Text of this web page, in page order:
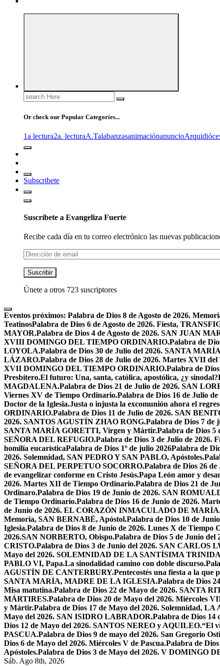
Search
for:
Or check our Popular Categories...
1a lectura2a. lecturaA.Talabanzasanimaciónanuncio
Subscribete
Suscríbete a Evangeliza Fuerte
Recibe cada día en tu correo electrónico las nuevas
Dirección
de
email
Suscribir
Únete a otros 723 suscriptores
Eventos próximos: Palabra de Dios 8 de Agosto de 2026.
TeatinosPalabra de Dios 6 de Agosto de 2026. Fiesta,
MAYOR.Palabra de Dios 4 de Agosto de 2026. SAN JUAN
XVIII DOMINGO DEL TIEMPO ORDINARIO.Palabra de
LOYOLA.Palabra de Dios 30 de Julio del 2026. SANTA
LÁZARO.Palabra de Dios 28 de Julio de 2026. Martes XVII
XVII DOMINGO DEL TIEMPO ORDINARIO.Palabra de
Presbítero.El futuro: Una, santa, católica, apostólica, ¿y sinodal?
MAGDALENA.Palabra de Dios 21 de Julio de 2026. SAN
Viernes XV de Tiempo Ordinario.Palabra de Dios 16 de Julio
Doctor de la Iglesia.Justa o injusta la excomunión ahora el
ORDINARIO.Palabra de Dios 11 de Julio de 2026. SAN
2026. SANTOS AGUSTÍN ZHAO RONG.Palabra de Dios 7 de
SANTA MARÍA GORETTI, Virgen y Mártir.Palabra de Dios
SEÑORA DEL REFUGIO.Palabra de Dios 3 de Julio de 2026.
homilía eucarísticaPalabra de Dios 1º de julio 2026Palabra de
2026. Solemnidad, SAN PEDRO Y SAN PABLO, Apóstoles.
SEÑORA DEL PERPETUO SOCORRO.Palabra de Dios 26
de evangelizar conforme en Cristo Jesús.Papa León amor y
2026. Martes XII de Tiempo Ordinario.Palabra de Dios 21 de
Ordinaro.Palabra de Dios 19 de Junio de 2026. SAN
de Tiempo Ordinario.Palabra de Dios 16 de Junio de 2026.
de Junio de 2026. EL CORAZÓN INMACULADO DE
Memoria, SAN BERNABÉ, Apóstol.Palabra de Dios 10 de
Iglesia.Palabra de Dios 8 de Junio de 2026. Lunes X de Tiempo
2026.SAN NORBERTO, Obispo.Palabra de Dios 5 de Junio
CRISTO.Palabra de Dios 3 de Junio del 2026. SAN CARLOS
Mayo del 2026. SOLEMNIDAD DE LA SANTÍSIMA
PABLO VI, Papa.La sinodalidad camino con doble discurso.
AGUSTÍN DE CANTERBURY.Pentecostés una fiesta a la que
SANTA MARÍA, MADRE DE LA IGLESIA.Palabra de Dios
Misa matutina.Palabra de Dios 22 de Mayo de 2026. SANTA
MÁRTIRES.Palabra de Dios 20 de Mayo del 2026. Miércoles
y Mártir.Palabra de Dios 17 de Mayo del 2026. Solemnidad,
Mayo del 2026. SAN ISIDRO LABRADOR.Palabra de Dios 14
Dios 12 de Mayo del 2026. SANTOS NEREO y AQUILEO.“El
PASCUA.Palabra de Dios 9 de mayo del 2026. San Gregorio
Dios 6 de Mayo del 2026. Miércoles V de Pascua.Palabra de
Apóstoles.Palabra de Dios 3 de Mayo del 2026. V DOMINGO
Sáb. Ago 8th, 2026